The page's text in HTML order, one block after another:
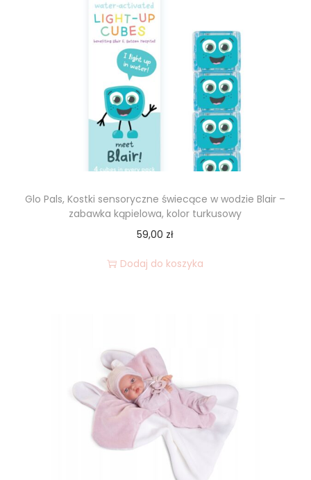
Glo Pals, Kostki sensoryczne świecące w wodzie Blair –
zabawka kąpielowa, kolor turkusowy
59,00 zł
Dodaj do koszyka